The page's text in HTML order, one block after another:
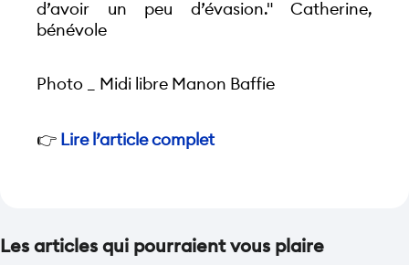
d’avoir un peu d’évasion." Catherine,
bénévole
Photo _ Midi libre Manon Baffie
👉 Lire l’article complet
Les articles qui pourraient vous plaire